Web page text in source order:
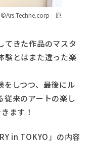
©Ars Techne.corp 原
てきた作品のマスタ
験とはまた違った楽
をしつつ、最後にル
従来のアートの楽し
ます！
in TOKYO」の内容